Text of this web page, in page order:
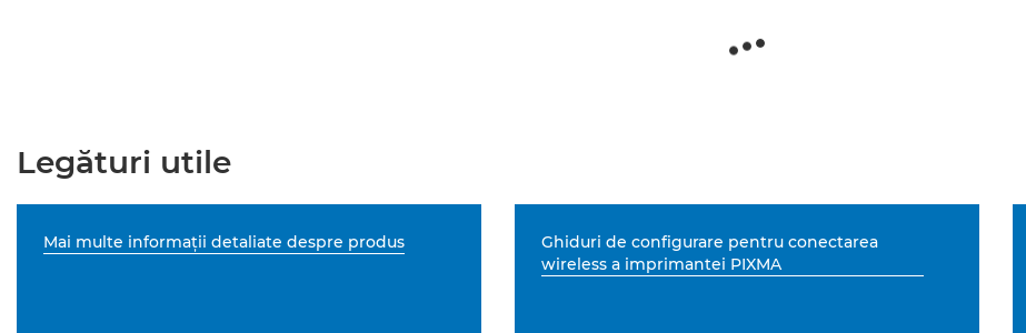
Legături utile
Mai multe informaţii detaliate despre produs
Ghiduri de configurare pentru conectarea
wireless a imprimantei PIXMA